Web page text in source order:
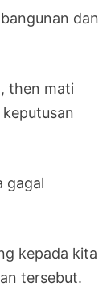
dan
then mati
gagal
kepada kita
tersebut.